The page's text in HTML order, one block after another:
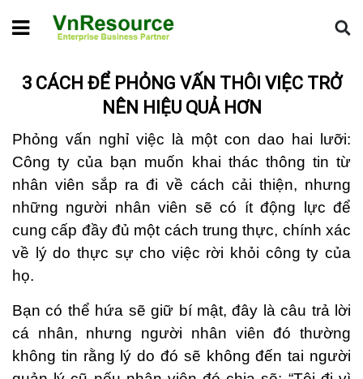
Home Tin chuyên ngành
3 cách để phỏng vấn thôi việc trở
nên hiệu quả hơn
3 CÁCH ĐỂ PHỎNG VẤN THÔI VIỆC TRỞ
NÊN HIỆU QUẢ HƠN
Phỏng vấn nghỉ việc là một con dao hai lưỡi:
Công ty của bạn muốn khai thác thông tin từ
nhân viên sắp ra đi về cách cải thiện, nhưng
những người nhân viên sẽ có ít động lực để
cung cấp đầy đủ một cách trung thực, chính xác
về lý do thực sự cho việc rời khỏi công ty của
họ.
Bạn có thể hứa sẽ giữ bí mật, đây là câu trả lời
cá nhân, nhưng người nhân viên đó thường
không tin rằng lý do đó sẽ không đến tai người